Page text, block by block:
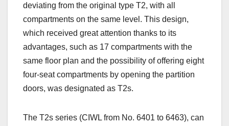
deviating from the original type T2, with all
compartments on the same level. This design,
which received great attention thanks to its
advantages, such as 17 compartments with the
same floor plan and the possibility of offering eight
four-seat compartments by opening the partition
doors, was designated as T2s.
The T2s series (CIWL from No. 6401 to 6463), can